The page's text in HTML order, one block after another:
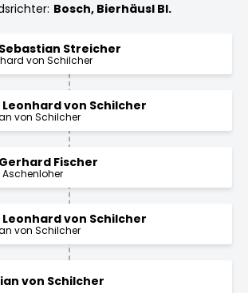
Bosch, Bierhäusl Bl.
Streicher
von Schilcher
Leonhard von Schilcher
von Schilcher
Fischer
Aschenloher
Leonhard von Schilcher
von Schilcher
von Schilcher